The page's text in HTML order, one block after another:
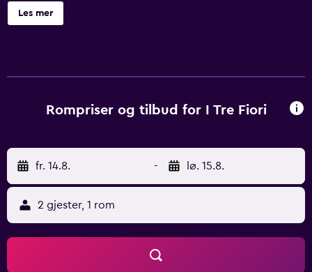
kilometer fra San Pietro Caveoso-kirken. På I Tre Fiori får
du servert både buffé og italiensk frokost. Av kjente
Les mer
Rompriser og tilbud for I Tre Fiori
fr. 14.8. - lø. 15.8.
2 gjester, 1 rom